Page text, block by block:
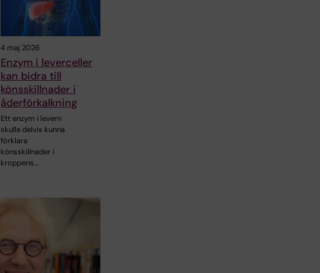
4 maj 2026
Enzym i leverceller
kan bidra till
könsskillnader i
åderförkalkning
Ett enzym i levern
skulle delvis kunna
förklara
könsskillnader i
kroppens…